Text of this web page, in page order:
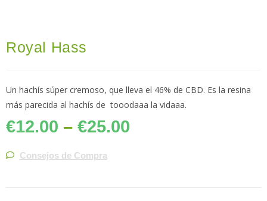
Royal Hass
Un hachís súper cremoso, que lleva el 46% de CBD. Es la resina
más parecida al hachís de tooodaaa la vidaaa.
€12.00 – €25.00
Consejos de Compra